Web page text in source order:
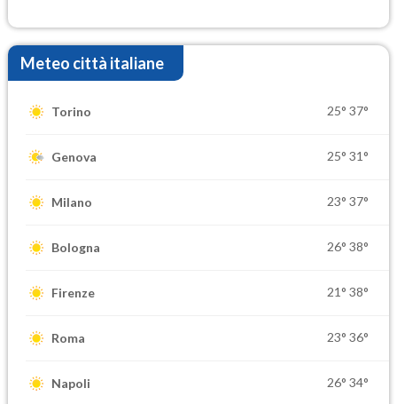
Meteo città italiane
Torino 25° 37°
Genova 25° 31°
Milano 23° 37°
Bologna 26° 38°
Firenze 21° 38°
Roma 23° 36°
Napoli 26° 34°